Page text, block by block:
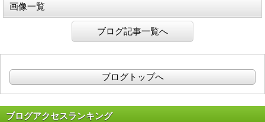
画像一覧
ブログ記事一覧へ
ブログトップへ
ブログアクセスランキング